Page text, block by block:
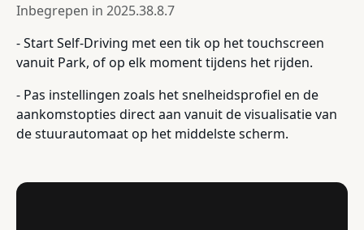
Inbegrepen in 2025.38.8.7
- Start Self-Driving met een tik op het touchscreen
vanuit Park, of op elk moment tijdens het rijden.
- Pas instellingen zoals het snelheidsprofiel en de
aankomstopties direct aan vanuit de visualisatie van
de stuurautomaat op het middelste scherm.